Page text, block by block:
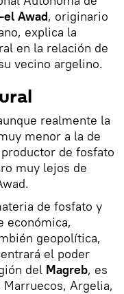
Awad, originario
explica la
en la relación de
vecino argelino.
realmente la
menor a la de
de fosfato
muy lejos de
de fosfato y
económica,
geopolítica,
el poder
del Magreb, es
Argelia,